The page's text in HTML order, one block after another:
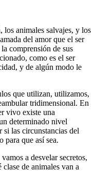
los animales salvajes, y los
del amor que el ser
comprensión de sus
como es el ser
y de algún modo le
que utilizan, utilizamos,
tridimensional. En
vivo existe una
determinado nivel
las circunstancias del
para que así sea.
a desvelar secretos,
de animales van a